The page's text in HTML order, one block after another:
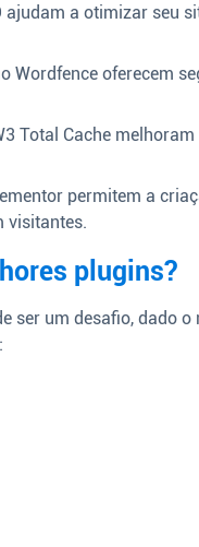
ajudam a otimizar seu
Wordfence oferecem
Total Cache
permitem a
visitantes.
plugins?
ser um desafio, dado